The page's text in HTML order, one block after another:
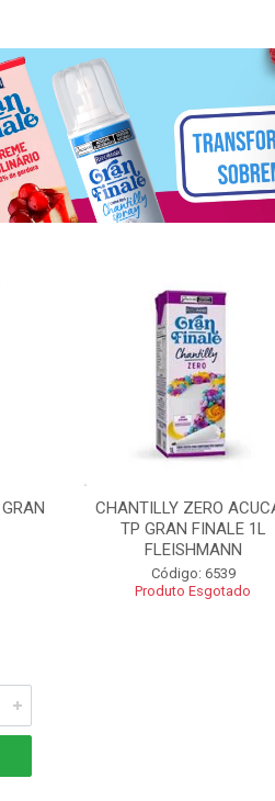
CHANTILLY ZERO
TP GRAN FINALE 1L
FLEISHMANN
Código: 6539
Produto Esgotado